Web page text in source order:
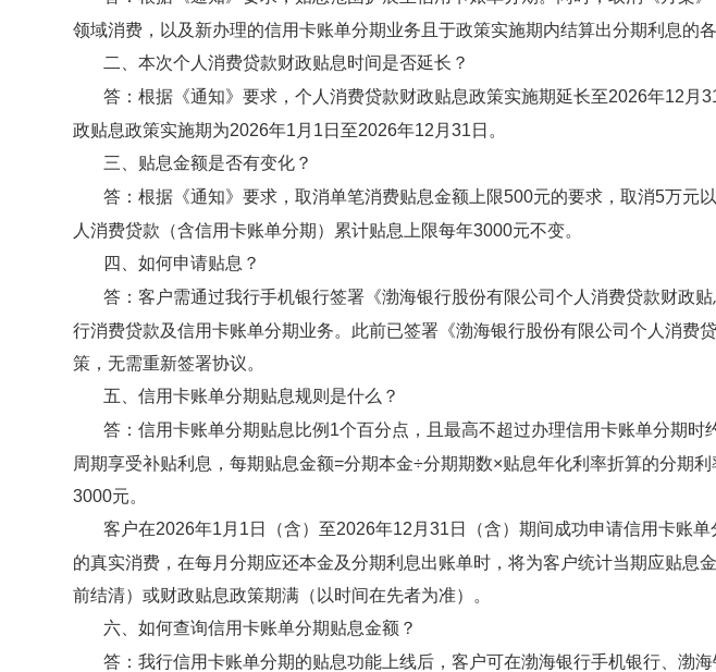
领域消费，以及新办理的信用卡账单分期业务且于政策实施期内结算出分期利息的
二
、本次个人消费贷款财政贴息时间是否延长？
答：根据《通知》要求，个人消费贷款财政贴息政策实施期延长至2026年12月
政贴息政策实施期为2026年1月1日至2026年12月31日。
三 、贴息金额是否有变化？
答：根据《通知》要求，取消单笔消费贴息金额上限500元的要求，取消5万元
人消费贷款（含信用卡账单分期）累计贴息上限每年3000元不变。
四、如何申请贴息？
答：客户需通过我行手机银行签署《渤海银行股份有限公司个人消费贷款财政
行消费贷款及信用卡账单分期业务。此前已签署《渤海银行股份有限公司个人消费
策，无需重新签署协议。
五 、信用卡账单分期贴息规则是什么 ？
答：信用卡账单分期贴息比例 1个百分点 ， 且最高不超过办理信用卡账单分期时
周期享受补贴利息，每期贴息金额=分期本金÷分期期数×贴息年化利率折算的分期利
3000元。
客户在2026年1月1日（含）至2026年12月31日（含）期间成功申请信用卡账单
的真实消费，在每月分期应还本金及分期利息出账单时，将为客户统计当期应贴息
前结清）或财政贴息政策期满（以时间在先者为准）。
六、如何查询信用卡账单分期贴息金额？
答：我行信用卡账单分期的贴息功能上线后，客户可在渤海银行手机银行、渤